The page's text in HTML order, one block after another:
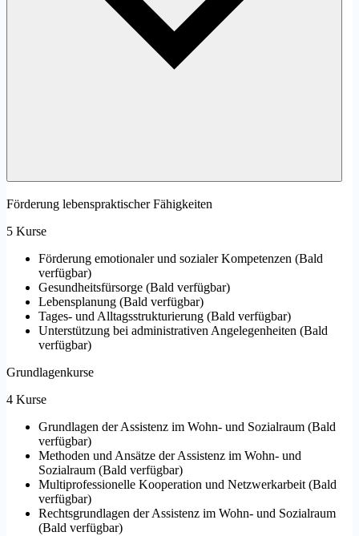
Förderung lebenspraktischer Fähigkeiten
5 Kurse
Förderung emotionaler und sozialer Kompetenzen (Bald
verfügbar)
Gesundheitsfürsorge (Bald verfügbar)
Lebensplanung (Bald verfügbar)
Tages- und Alltagsstrukturierung (Bald verfügbar)
Unterstützung bei administrativen Angelegenheiten (Bald
verfügbar)
Grundlagenkurse
4 Kurse
Grundlagen der Assistenz im Wohn- und Sozialraum (Bald
verfügbar)
Methoden und Ansätze der Assistenz im Wohn- und
Sozialraum (Bald verfügbar)
Multiprofessionelle Kooperation und Netzwerkarbeit (Bald
verfügbar)
Rechtsgrundlagen der Assistenz im Wohn- und Sozialraum
(Bald verfügbar)